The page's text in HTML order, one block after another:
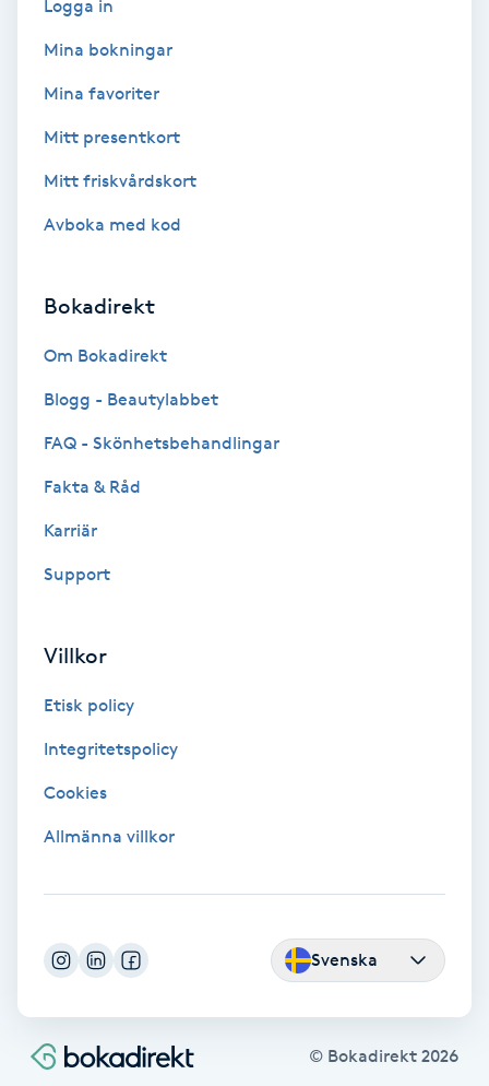
Mixfransar
Nagelförlängning
Nagelförlängning gelé
Nagelförlängning silke
Nagelförstärkning
Nagelsvamp
Nageltrång
Nagelvård
Naglar borttagning
Naprapati
Navelpiercing
NBE-massage
Ny frisyr
Logga in
Mina bokningar
Mina favoriter
Mitt presentkort
Mitt friskvårdskort
Avboka med kod
Bokadirekt
Om Bokadirekt
Blogg - Beautylabbet
FAQ - Skönhetsbehandlingar
Fakta & Råd
Karriär
Support
Villkor
Etisk policy
Integritetspolicy
Cookies
Allmänna villkor
Svenska
© Bokadirekt 2026